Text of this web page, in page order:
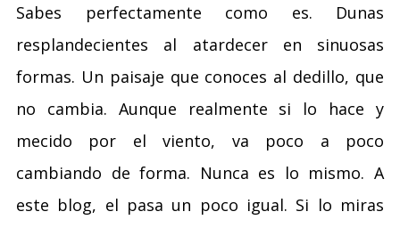
Sabes perfectamente como es. Dunas
resplandecientes al atardecer en sinuosas
formas. Un paisaje que conoces al dedillo, que
no cambia. Aunque realmente si lo hace y
mecido por el viento, va poco a poco
cambiando de forma. Nunca es lo mismo. A
este blog, el pasa un poco igual. Si lo miras